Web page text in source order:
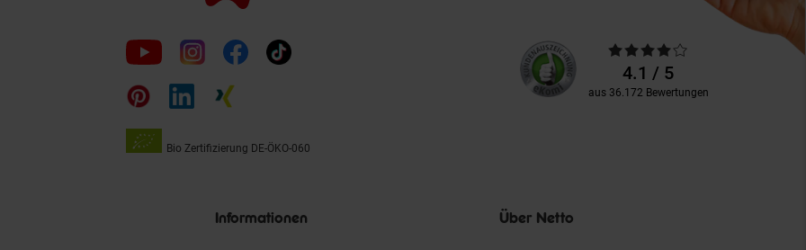
Folge
uns
auf
Bio Zertifizierung DE-ÖKO-060
Unsere
Kundenbewertungen
Durchschnittliche
Bewertungen4.1 / 5
aus 36.172 Bewertungen
Informationen Über Netto